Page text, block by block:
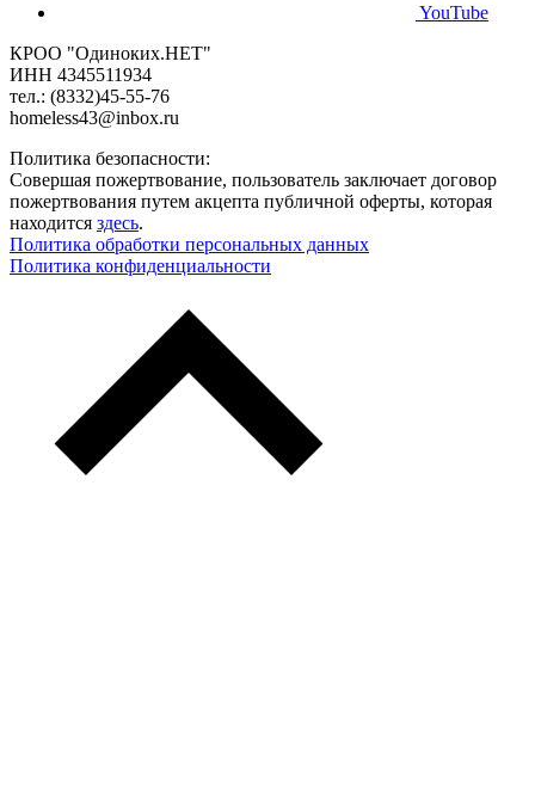
YouTube
КРОО "Одиноких.НЕТ"
ИНН 4345511934
тел.: (8332)45-55-76
homeless43@inbox.ru
Политика безопасности:
Совершая пожертвование, пользователь заключает договор
пожертвования путем акцепта публичной оферты, которая
находится здесь.
Политика обработки персональных данных
Политика конфиденциальности